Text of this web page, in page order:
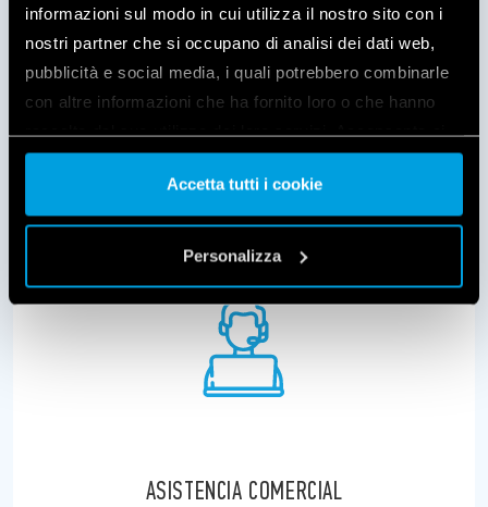
informazioni sul modo in cui utilizza il nostro sito con i
nostri partner che si occupano di analisi dei dati web,
pubblicità e social media, i quali potrebbero combinarle
con altre informazioni che ha fornito loro o che hanno
nostri cookie se continua ad utilizzare il nostro sito web.
Vai alla Cookie Policy completa
Accetta tutti i cookie
Personalizza
Contáctenos para cualquier duda relacionada
con la instalación o programación de
nuestros productos.
ASISTENCIA COMERCIAL